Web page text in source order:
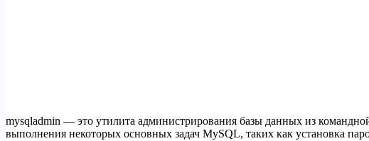
mysqladmin — это утилита администрирования базы данных из
выполнения некоторых основных задач MySQL, таких как установка